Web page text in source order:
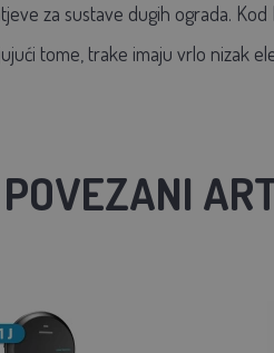
za sustave dugih ograda.
tome, trake imaju vrlo nizak
POVEZANI